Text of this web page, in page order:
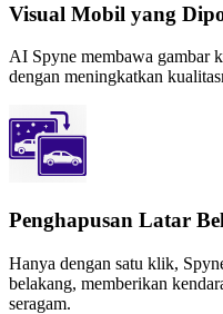
Visual Mobil yang
AI Spyne membawa gambar
dengan meningkatkan
Penghapusan Latar
Hanya dengan satu klik,
belakang, memberikan
seragam.